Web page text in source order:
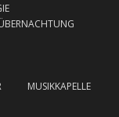
MUSIKKAPELLE